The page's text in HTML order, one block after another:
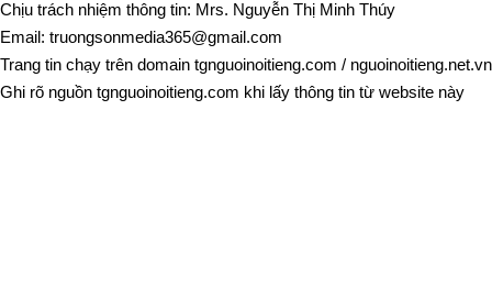
Chịu trách nhiệm thông tin: Mrs. Nguyễn Thị Minh Thúy
Email: truongsonmedia365@gmail.com
Trang tin chạy trên domain tgnguoinoitieng.com / nguoinoitieng.net.vn
Ghi rõ nguồn tgnguoinoitieng.com khi lấy thông tin từ website này